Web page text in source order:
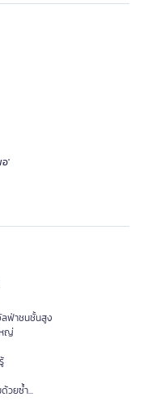
อ'
ฟ่าชนชั้นสูง
หญ่
วยซ้ำ...